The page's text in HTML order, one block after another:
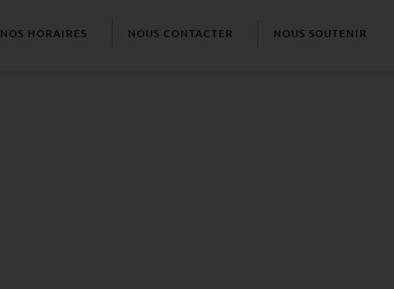
NOS HORAIRES NOUS CONTACTER NOUS SOUTENIR